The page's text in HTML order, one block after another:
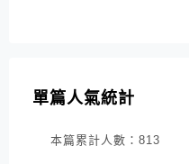
單篇人氣統計
本篇累計人數： 813